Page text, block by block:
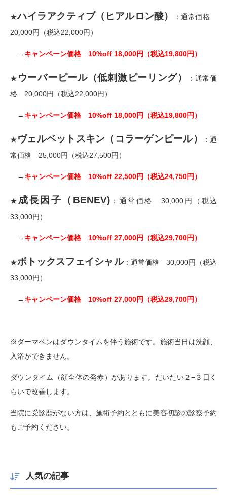
★ハイラアクティブ（ヒアルロン酸）
：通常価格
20,000円（税込22,000円）
→ キャンペーン価格 10%off 18,000円（税込19,800円）
★ ウーバーピール（低刺激ピーリング）
：通常価
格 20,000円（税込22,000円）
→ キャンペーン価格 10%off 18,000円（税込19,800円）
★ヴェルベットスキン（コラーゲンピール）
：通
常価格 25,000円（税込27,500円）
→ キャンペーン価格 10%off 22,500円（税込24,750円）
★ 成長因子（BENEV)：通常価格 30,000円（税込
33,000円）
→ キャンペーン価格 10%off 27,000円（税込29,700円）
★ボトックスフェイシャル：通常価格 30,000円（税込
33,000円）
→ キャンペーン価格 10%off 27,000円（税込29,700円）
※ダーマペンはダウンタイムを伴う施術です。施術当日は洗顔、
入浴ができません。
ダウンタイム（顔全体の発赤）があります。だいたい２−３日く
らいで改善します。
当院に受診歴がない方は、施術予約とともに美容初診の診察予約
もご予約ください。
人気の記事